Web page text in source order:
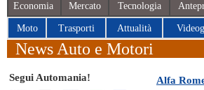
Economia Mercato Tecnologia
Moto Trasporti Attualità
News Auto e Motori
Segui Automania! Alfa